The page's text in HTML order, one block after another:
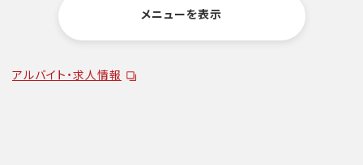
メニューを表示
アルバイト・求人情報